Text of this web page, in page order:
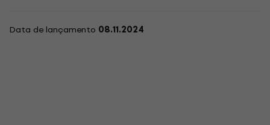
Data de lançamento 08.11.2024